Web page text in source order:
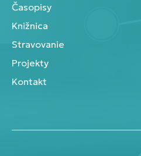
Časopisy
Knižnica
Stravovanie
Projekty
Kontakt